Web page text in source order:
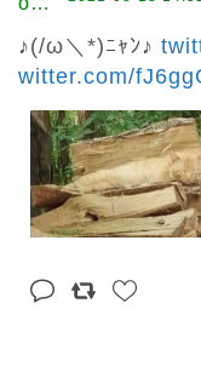
♪(/ω＼*)ﾆｬﾝ♪
witter.com/